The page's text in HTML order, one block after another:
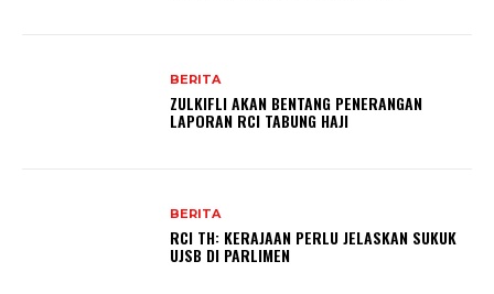
BERITA
ZULKIFLI AKAN BENTANG PENERANGAN
LAPORAN RCI TABUNG HAJI
BERITA
RCI TH: KERAJAAN PERLU JELASKAN SUKUK
UJSB DI PARLIMEN